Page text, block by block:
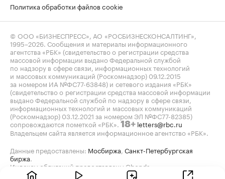
Политика обработки файлов cookie
© ООО «БИЗНЕСПРЕСС», АО «РОСБИЗНЕСКОНСАЛТИНГ»,
1995–2026 . Сообщения и материалы информационного
агентства «РБК» (свидетельство о регистрации средства
массовой информации выдано Федеральной службой
по надзору в сфере связи, информационных технологий
и массовых коммуникаций (Роскомнадзор) 09.12.2015
за номером ИА №ФС77-63848) и сетевого издания «РБК»
(свидетельство о регистрации средства массовой информации
выдано Федеральной службой по надзору в сфере связи,
информационных технологий и массовых коммуникаций
(Роскомнадзор) 03.12.2021 за номером ЭЛ №ФС77-82385)
сопровождаются пометкой «РБК». 18+ letters@rbc.ru
Владельцем сайта является информационное агентство «РБК».
Данные предоставлены: Мосбиржа Санкт-Петербургская
биржа
Индексы облигаций предоставлены Cbonds.